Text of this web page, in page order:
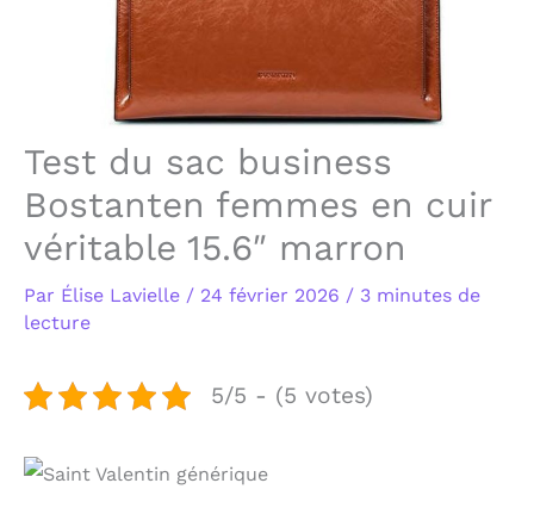
Test du sac business
Bostanten femmes en cuir
véritable 15.6″ marron
Par Élise Lavielle / 24 février 2026 / 3 minutes de
lecture
5/5 - (5 votes)